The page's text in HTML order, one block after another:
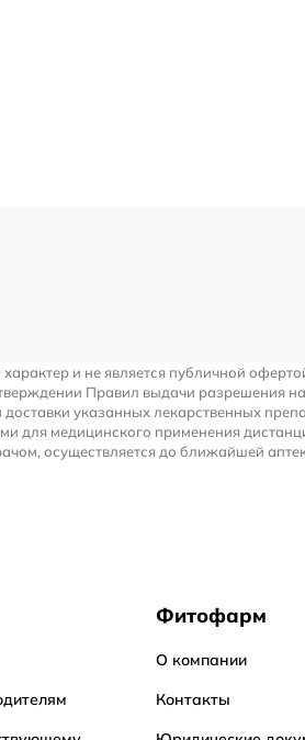
и не является публичной
Правил выдачи разрешения
указанных лекарственных
для медицинского применения
осуществляется до ближайшей
Фитофарм
О компании
Контакты